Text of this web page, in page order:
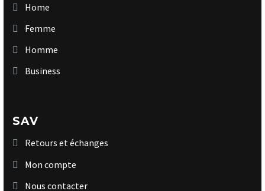
Home
Femme
Homme
Business
SAV
Retours et échanges
Mon compte
Nous contacter